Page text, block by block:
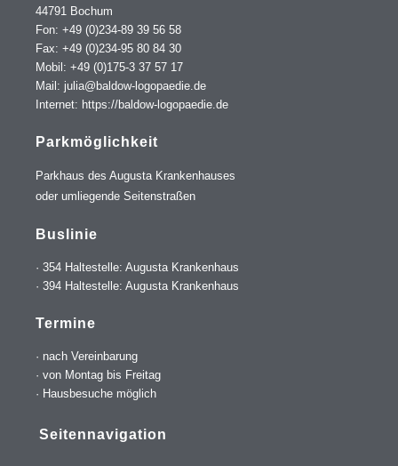
44791 Bochum
Fon: +49 (0)234-89 39 56 58
Fax: +49 (0)234-95 80 84 30
Mobil: +49 (0)175-3 37 57 17
Mail: julia@baldow-logopaedie.de
Internet: https://baldow-logopaedie.de
Parkmöglichkeit
Parkhaus des Augusta Krankenhauses
oder umliegende Seitenstraßen
Buslinie
· 354 Haltestelle: Augusta Krankenhaus
· 394 Haltestelle: Augusta Krankenhaus
Termine
· nach Vereinbarung
· von Montag bis Freitag
· Hausbesuche möglich
Seitennavigation